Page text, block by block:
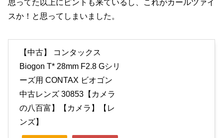
思ってた以上にピントも来ているし、これがカールツァイ
スか！と思ってしまいました。
【中古】 コンタックス
Biogon T* 28mm F2.8 Gシリ
ーズ用 CONTAX ビオゴン
中古レンズ 30853【カメラ
の八百富】【カメラ】【レ
ンズ】